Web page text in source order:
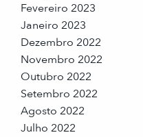
Fevereiro 2023
Janeiro 2023
Dezembro 2022
Novembro 2022
Outubro 2022
Setembro 2022
Agosto 2022
Julho 2022